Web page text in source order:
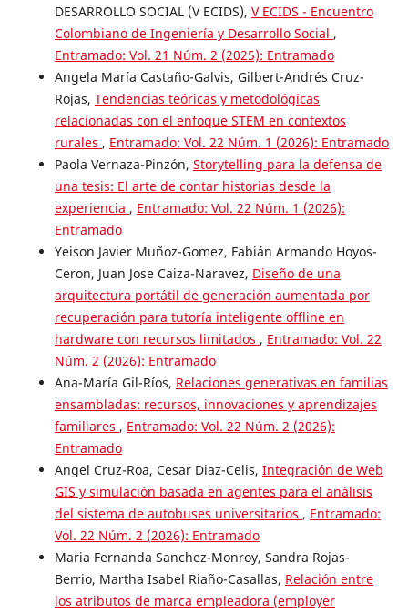
DESARROLLO SOCIAL (V ECIDS), V ECIDS - Encuentro
Colombiano de Ingeniería y Desarrollo Social ,
Entramado: Vol. 21 Núm. 2 (2025): Entramado
Angela María Castaño-Galvis, Gilbert-Andrés Cruz-
Rojas, Tendencias teóricas y metodológicas
relacionadas con el enfoque STEM en contextos
rurales , Entramado: Vol. 22 Núm. 1 (2026): Entramado
Paola Vernaza-Pinzón, Storytelling para la defensa de
una tesis: El arte de contar historias desde la
experiencia , Entramado: Vol. 22 Núm. 1 (2026):
Entramado
Yeison Javier Muñoz-Gomez, Fabián Armando Hoyos-
Ceron, Juan Jose Caiza-Naravez, Diseño de una
arquitectura portátil de generación aumentada por
recuperación para tutoría inteligente offline en
hardware con recursos limitados , Entramado: Vol. 22
Núm. 2 (2026): Entramado
Ana-María Gil-Ríos, Relaciones generativas en familias
ensambladas: recursos, innovaciones y aprendizajes
familiares , Entramado: Vol. 22 Núm. 2 (2026):
Entramado
Angel Cruz-Roa, Cesar Diaz-Celis, Integración de Web
GIS y simulación basada en agentes para el análisis
del sistema de autobuses universitarios , Entramado:
Vol. 22 Núm. 2 (2026): Entramado
Maria Fernanda Sanchez-Monroy, Sandra Rojas-
Berrio, Martha Isabel Riaño-Casallas, Relación entre
los atributos de marca empleadora (employer